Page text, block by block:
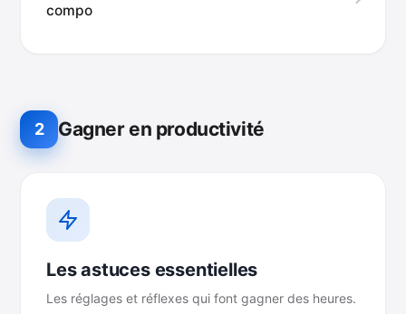
compo
2 Gagner en productivité
Les astuces essentielles
Les réglages et réflexes qui font gagner des heures.